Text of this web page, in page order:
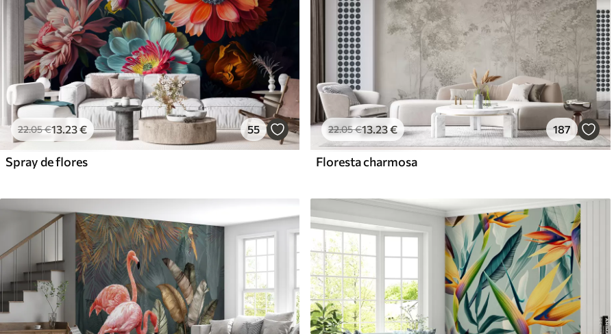
22.05€13.23€ 55
Spray de flores
22.05€13.23€ 187
Floresta charmosa